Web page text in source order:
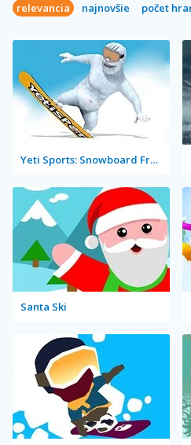
relevancia najnovšie počet
Yeti Sports: Snowboard Freeride
Santa Ski